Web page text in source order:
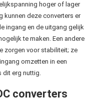
hoger of lager
kunnen deze converters er
ingang en de uitgang gelijk
te maken. Een andere
zorgen voor stabiliteit; ze
omzetten in een
dit erg nuttig.
converters